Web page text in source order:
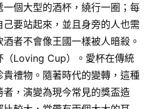
個大型的酒杯，繞行一圈；每
要站起來，並且身旁的人也需
者不會像王國一樣被人暗殺。
（Loving Cup）。愛杯在傳統
貴禮物。隨著時代的變轉，這種
者，演變為現今常見的獎盃造